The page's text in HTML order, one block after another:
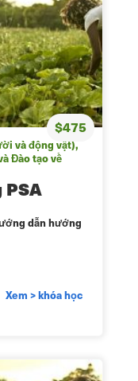
$475
và động vật),
Đào tạo về
dẫn hướng
Xem > khóa học